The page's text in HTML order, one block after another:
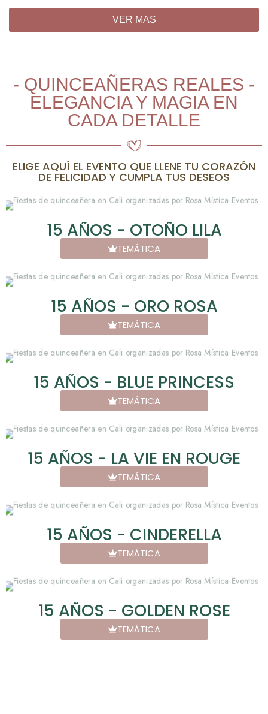
VER MAS
- QUINCEAÑERAS REALES -
ELEGANCIA Y MAGIA EN
CADA DETALLE
ELIGE AQUÍ EL EVENTO QUE LLENE TU CORAZÓN
DE FELICIDAD Y CUMPLA TUS DESEOS
15 AÑOS - OTOÑO LILA
TEMÁTICA
15 AÑOS - ORO ROSA
TEMÁTICA
15 AÑOS - BLUE PRINCESS
TEMÁTICA
15 AÑOS - LA VIE EN ROUGE
TEMÁTICA
15 AÑOS - CINDERELLA
TEMÁTICA
15 AÑOS - GOLDEN ROSE
TEMÁTICA